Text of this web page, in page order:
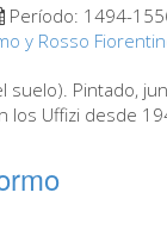
Período: 1494-
y Rosso
suelo). Pintado,
los Uffizi desde